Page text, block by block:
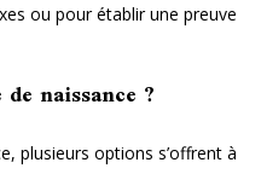
ou pour établir une preuve
naissance ?
plusieurs options s’offrent à